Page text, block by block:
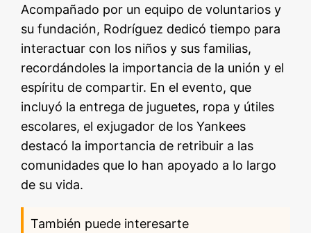
Acompañado por un equipo de voluntarios y
su fundación, Rodríguez dedicó tiempo para
interactuar con los niños y sus familias,
recordándoles la importancia de la unión y el
espíritu de compartir. En el evento, que
incluyó la entrega de juguetes, ropa y útiles
escolares, el exjugador de los Yankees
destacó la importancia de retribuir a las
comunidades que lo han apoyado a lo largo
de su vida.
También puede interesarte